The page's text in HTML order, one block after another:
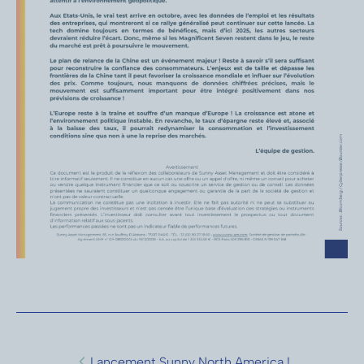
Sunny AM, en qualité de « gérant de
portefeuille » ou de « distributeur » est
susceptible de verser à des tiers ou de
percevoir de tiers, des rémunérations ou
commissions, ou bien encore de fournir ou
recevoir des « avantages monétaires
mineurs » en lien avec une prestation de
service d’investissement ou service
auxiliaire. Toute précision complémentaire
relative à ces rémunérations sera fournie
sur simple demande formulée auprès de la
Société de Gestion.